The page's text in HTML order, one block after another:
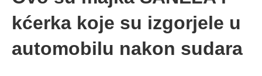
kćerka koje su izgorjele u
automobilu nakon sudara